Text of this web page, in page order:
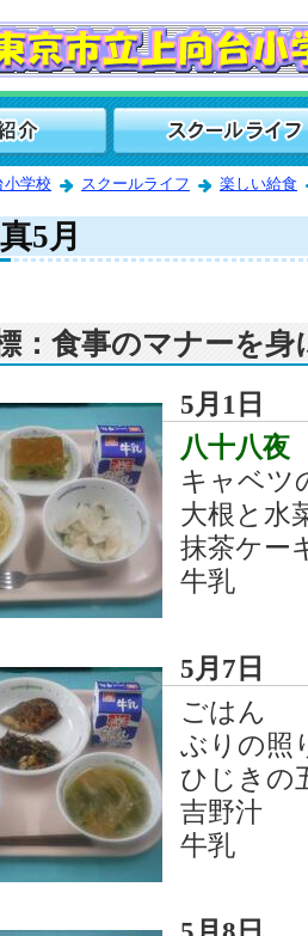
小学校 スクールライフ 楽しい給食
5月
：食事のマナーを身
5月1日
八十八夜
キャベツ
大根と水
抹茶ケー
牛乳
5月7日
ごはん
ぶりの照
ひじきの
吉野汁
牛乳